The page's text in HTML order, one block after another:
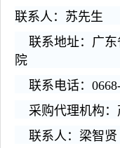
联系人： 苏先生
联系地址：广
院
联系电话：
采购代理机构
联系人：梁智贤